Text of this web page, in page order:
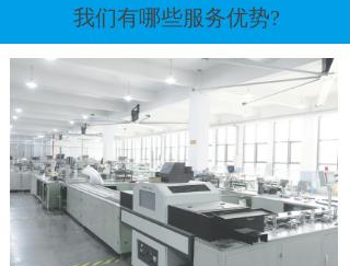
我们有哪些服务优势​​?